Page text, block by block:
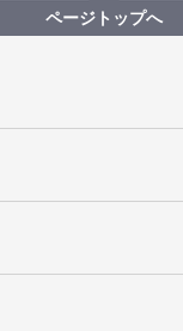
ミュニティハウス
台コミュニティハウス
ページトップへ